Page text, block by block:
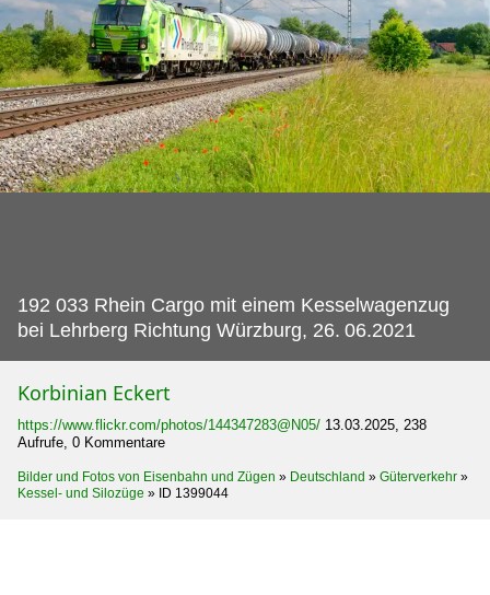
192 033 Rhein Cargo mit einem Kesselwagenzug
bei Lehrberg Richtung Würzburg, 26. 06.2021
Korbinian Eckert
https://www.flickr.com/photos/144347283@N05/ 13.03.2025, 238
Aufrufe, 0 Kommentare
Bilder und Fotos von Eisenbahn und Zügen » Deutschland » Güterverkehr »
Kessel- und Silozüge » ID 1399044